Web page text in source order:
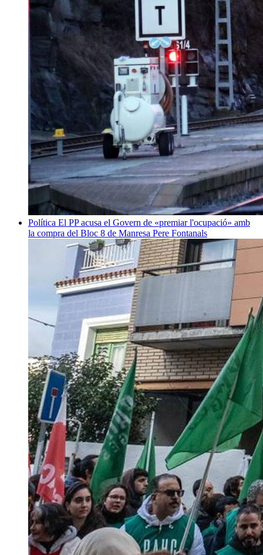
Política El PP acusa el Govern de «premiar l'ocupació» amb
la compra del Bloc 8 de Manresa Pere Fontanals